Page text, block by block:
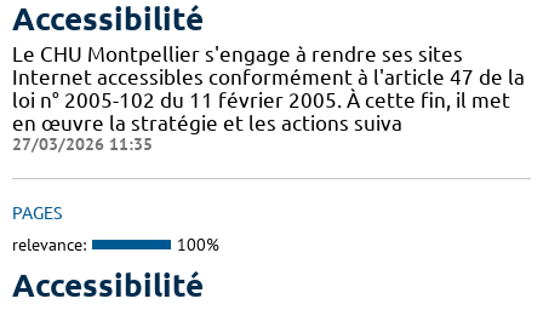
Accessibilité
Le CHU Montpellier s'engage à rendre ses sites
Internet accessibles conformément à l'article 47 de la
loi n° 2005-102 du 11 février 2005. À cette fin, il met
en œuvre la stratégie et les actions suiva
27/03/2026 11:35
PAGES
relevance: 100%
Accessibilité